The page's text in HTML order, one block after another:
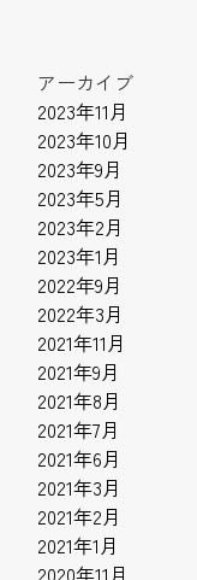
アーカイブ
2023年11月
2023年10月
2023年9月
2023年5月
2023年2月
2023年1月
2022年9月
2022年3月
2021年11月
2021年9月
2021年8月
2021年7月
2021年6月
2021年3月
2021年2月
2021年1月
2020年11月